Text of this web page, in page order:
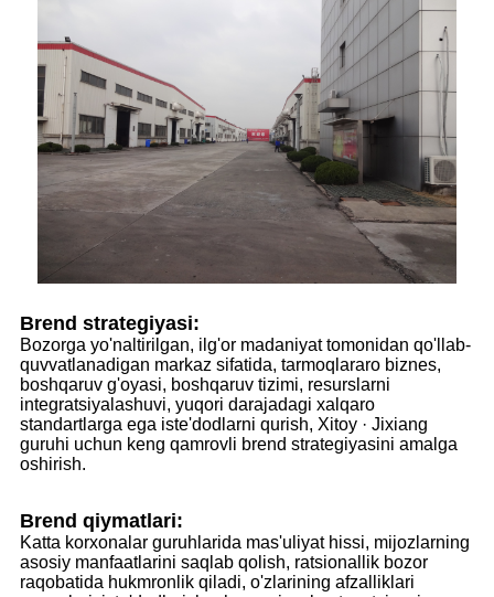
Brend strategiyasi:
Bozorga yo'naltirilgan, ilg'or madaniyat tomonidan qo'llab-
quvvatlanadigan markaz sifatida, tarmoqlararo biznes,
boshqaruv g'oyasi, boshqaruv tizimi, resurslarni
integratsiyalashuvi, yuqori darajadagi xalqaro
standartlarga ega iste'dodlarni qurish, Xitoy · Jixiang
guruhi uchun keng qamrovli brend strategiyasini amalga
oshirish.
Brend qiymatlari:
Katta korxonalar guruhlarida mas'uliyat hissi, mijozlarning
asosiy manfaatlarini saqlab qolish, ratsionallik bozor
raqobatida hukmronlik qiladi, o'zlarining afzalliklari